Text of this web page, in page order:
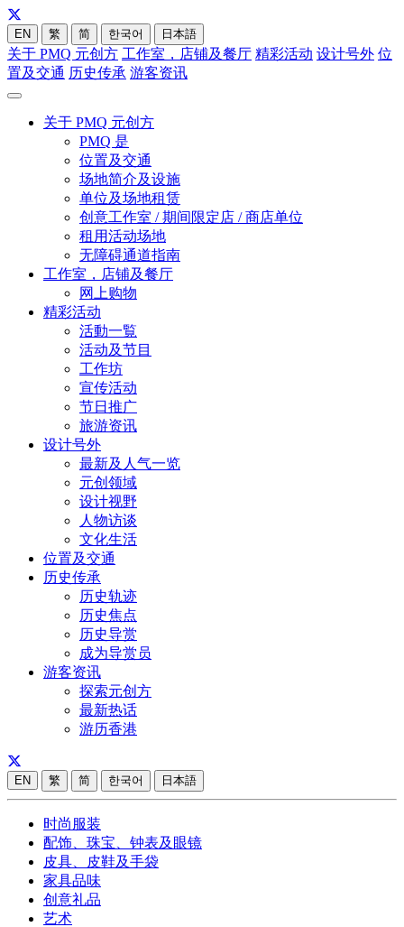
EN 繁 简 한국어 日本語
关于 PMQ 元创方 工作室，店铺及餐厅 精彩活动 设计号外 位
置及交通 历史传承 游客资讯
关于 PMQ 元创方
PMQ 是
位置及交通
场地简介及设施
单位及场地租赁
创意工作室 / 期间限定店 / 商店单位
租用活动场地
无障碍通道指南
工作室，店铺及餐厅
网上购物
精彩活动
活動一覧
活动及节目
工作坊
宣传活动
节日推广
旅游资讯
设计号外
最新及人气一览
元创领域
设计视野
人物访谈
文化生活
位置及交通
历史传承
历史轨迹
历史焦点
历史导赏
成为导赏员
游客资讯
探索元创方
最新热话
游历香港
EN 繁 简 한국어 日本語
时尚服装
配饰、珠宝、钟表及眼镜
皮具、皮鞋及手袋
家具品味
创意礼品
艺术